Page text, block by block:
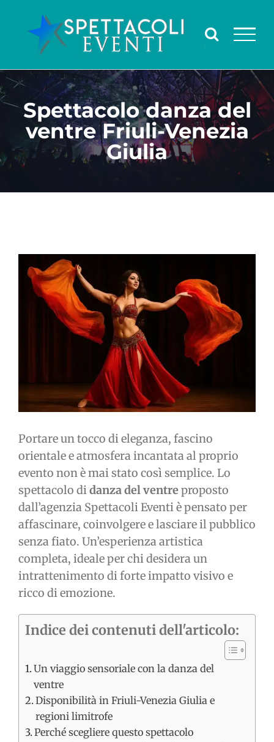
contenuto
Spettacolo danza del
ventre Friuli-Venezia
Giulia
Ingrandisci
immagine
Portare un tocco di eleganza, fascino
orientale e atmosfera incantata al proprio
evento non è mai stato così semplice. Lo
spettacolo didanza del ventre proposto
dall’agenzia Spettacoli Eventi è pensato per
affascinare, coinvolgere e lasciare il pubblico
senza fiato. Un’esperienza artistica
completa, ideale per chi desidera un
intrattenimento di forte impatto visivo e
ricco di emozione.
Indice dei contenuti dell'articolo:
Un viaggio sensoriale con la danza del
ventre
Disponibilità in Friuli-Venezia Giulia e
regioni limitrofe
Perché scegliere questo spettacolo